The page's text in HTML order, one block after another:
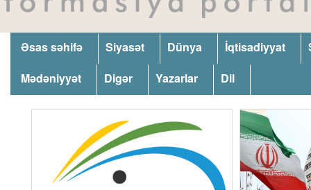
Əsas səhifə Siyasət Dünya İqtisadiyyat
Mədəniyyət
Digər Yazarlar Dil